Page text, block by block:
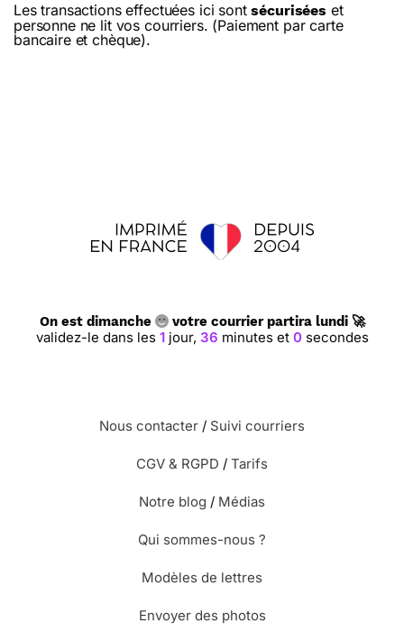
Les transactions effectuées ici sontsécurisées et
personne ne lit vos courriers. (Paiement par carte
bancaire et chèque).
On est dimanche votre courrier partira lundi 🚀
validez-le dans les1jour, 35minutes et59 secondes
Nous contacter / Suivi courriers
CGV & RGPD / Tarifs
Notre blog / Médias
Qui sommes-nous ?
Modèles de lettres
Envoyer des photos